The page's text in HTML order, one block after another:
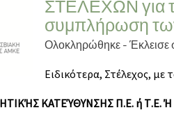
ΣΤΕΛΕΧΩΝ για
συμπλήρωση
Ολοκληρώθηκε -
Ειδικότερα, Στέλεχος, με
ΚΑΤΕΎΘΥΝΣΗΣ Π.Ε. ή Τ.Ε.